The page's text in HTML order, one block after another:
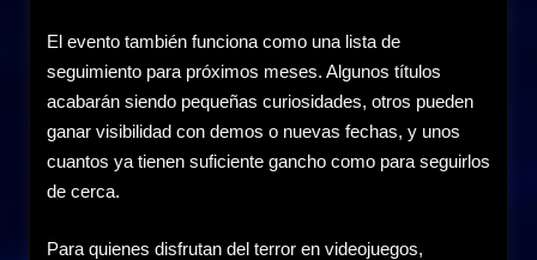
El evento también funciona como una lista de
seguimiento para próximos meses. Algunos títulos
acabarán siendo pequeñas curiosidades, otros pueden
ganar visibilidad con demos o nuevas fechas, y unos
cuantos ya tienen suficiente gancho como para seguirlos
de cerca.
Para quienes disfrutan del terror en videojuegos,